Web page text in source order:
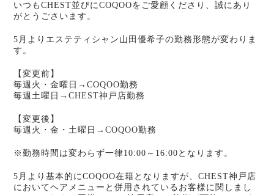
いつもCHEST並びにCOQOOをご愛顧くださり、誠にあり
がとうごさいます。
5月よりエステティシャン山田優希子の勤務形態が変わりま
す。
【変更前】
毎週火・金曜日→COQOO勤務
毎週土曜日→CHEST神戸店勤務
【変更後】
毎週火・金・土曜日→COQOO勤務
※勤務時間は変わらず一律10:00～16:00となります。
5月より基本的にCOQOO在籍となりますが、CHEST神戸店
においてヘアメニューと併用されているお客様に関しまし